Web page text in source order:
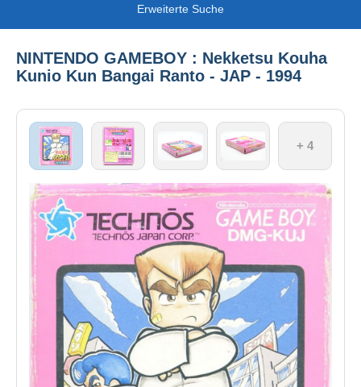
Erweiterte Suche
NINTENDO GAMEBOY : Nekketsu Kouha
Kunio Kun Bangai Ranto - JAP - 1994
+ 4